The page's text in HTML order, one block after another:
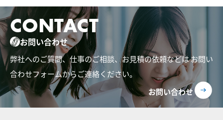
CONTACT
お問い合わせ
弊社へのご質問、仕事のご相談、お見積の依頼などはお問い
合わせフォームからご連絡ください。
お問い合わせ